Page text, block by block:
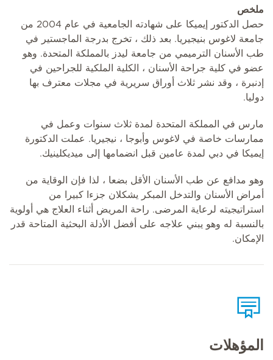
ملخص
حصل الدكتور إيميكا على شهادته الجامعية في عام 2004 من
جامعة لاغوس بنيجيريا. بعد ذلك ، تخرج بدرجة الماجستير في
طب الأسنان الترميمي من جامعة ليدز بالمملكة المتحدة. وهو
عضو في كلية جراحة الأسنان ، الكلية الملكية للجراحين في
إدنبرة ، وقد نشر ثلاث أوراق سريرية في مجلات معترف بها
دوليا.
مارس في المملكة المتحدة لمدة ثلاث سنوات وعمل في
ممارسات خاصة في لاغوس وأبوجا ، نيجيريا. عملت الدكتورة
إيميكا في دبي لمدة عامين قبل انضمامها إلى ميديكلينيك.
وهو مدافع عن طب الأسنان الأقل بضعا ، لذا فإن الوقاية من
أمراض الأسنان والتدخل المبكر يشكلان جزءا كبيرا من
استراتيجيته لرعاية المرضى. راحة المريض أثناء العلاج هي أولوية
بالنسبة له وهو يبني علاجه على أفضل الأدلة البحثية المتاحة قدر
الإمكان.
المؤهلات